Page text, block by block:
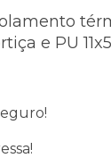
e PU